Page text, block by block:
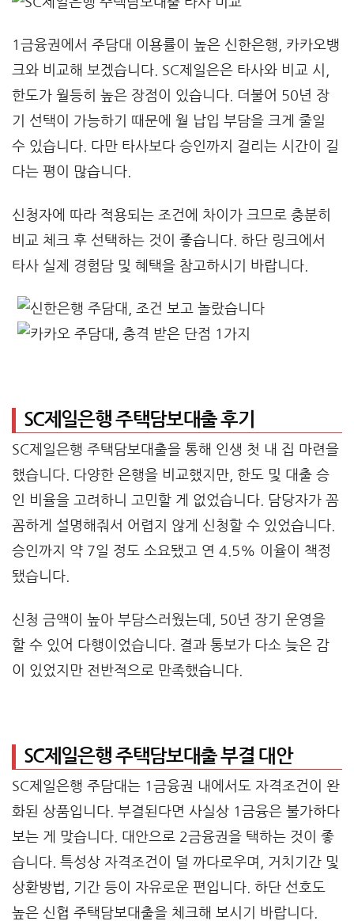
1금융권에서 주담대 이용률이 높은 신한은행, 카카오뱅
크와 비교해 보겠습니다. SC제일은은 타사와 비교 시,
한도가 월등히 높은 장점이 있습니다. 더불어 50년 장
기 선택이 가능하기 때문에 월 납입 부담을 크게 줄일
수 있습니다. 다만 타사보다 승인까지 걸리는 시간이 길
다는 평이 많습니다.
신청자에 따라 적용되는 조건에 차이가 크므로 충분히
비교 체크 후 선택하는 것이 좋습니다. 하단 링크에서
타사 실제 경험담 및 혜택을 참고하시기 바랍니다.
SC제일은행 주택담보대출 후기
SC제일은행 주택담보대출을 통해 인생 첫 내 집 마련을
했습니다. 다양한 은행을 비교했지만, 한도 및 대출 승
인 비율을 고려하니 고민할 게 없었습니다. 담당자가 꼼
꼼하게 설명해줘서 어렵지 않게 신청할 수 있었습니다.
승인까지 약 7일 정도 소요됐고 연 4.5% 이율이 책정
됐습니다.
신청 금액이 높아 부담스러웠는데, 50년 장기 운영을
할 수 있어 다행이었습니다. 결과 통보가 다소 늦은 감
이 있었지만 전반적으로 만족했습니다.
SC제일은행 주택담보대출 부결 대안
SC제일은행 주담대는 1금융권 내에서도 자격조건이 완
화된 상품입니다. 부결된다면 사실상 1금융은 불가하다
보는 게 맞습니다. 대안으로 2금융권을 택하는 것이 좋
습니다. 특성상 자격조건이 덜 까다로우며, 거치기간 및
상환방법, 기간 등이 자유로운 편입니다. 하단 선호도
높은 신협 주택담보대출을 체크해 보시기 바랍니다.